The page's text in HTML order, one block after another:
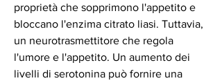
proprietà che sopprimono l'appetito e
bloccano l'enzima citrato liasi. Tuttavia,
un neurotrasmettitore che regola
l'umore e l'appetito. Un aumento dei
livelli di serotonina può fornire una